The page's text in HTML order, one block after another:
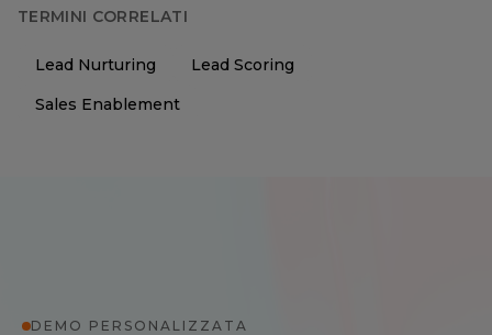
TERMINI CORRELATI
Lead Nurturing
Lead Scoring
Sales Enablement
DEMO PERSONALIZZATA